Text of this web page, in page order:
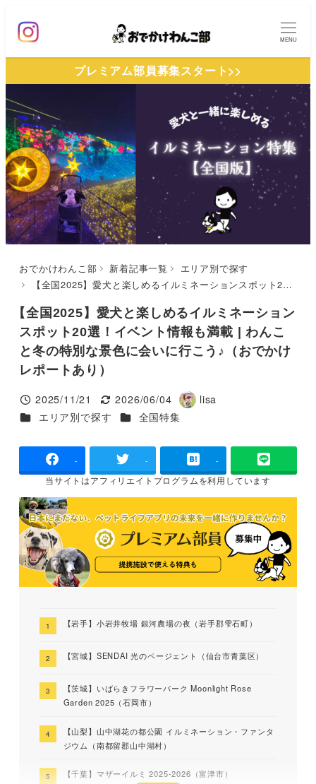
ン
テ
ン
ツ
へ
移
動
MENU
プレミアム部員募集スタート>>
おでかけわんこ部 新着記事一覧
エリア別で探す
【全国2025】愛犬と楽しめるイルミネーションスポット20選！イベント情報も満載 | わんこと冬の特別な景色に会いに行こう♪（おでかけレポートあり）
【全国2025】愛犬と楽しめるイルミネーション
スポット20選！イベント情報も満載 | わんこ
と冬の特別な景色に会いに行こう♪（おでかけ
レポートあり）
投稿日
2025/11/21
更新日
2026/06/04
著
者
lisa
カテゴリー
エリア別で探す カテゴリー
全国特集
- - -
当サイトはアフィリエイトプログラムを利用しています
【岩手】小岩井牧場 銀河農場の夜（岩手郡雫石町）
【宮城】SENDAI 光のページェント（仙台市青葉区）
【茨城】いばらきフラワーパーク Moonlight Rose
Garden 2025（石岡市）
【山梨】山中湖花の都公園 イルミネーション・ファンタ
ジウム（南都留郡山中湖村）
【千葉】マザーイルミ 2025-2026（富津市）